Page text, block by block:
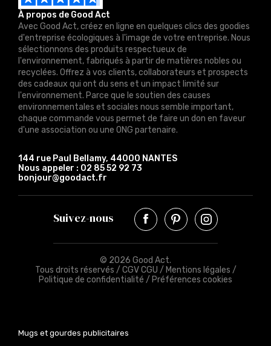
À propos de Good Act
Avec Good Act, créez en ligne en quelques clics des goodies
d'entreprise écologiques à l'image de votre entreprise. Nous
sélectionnons des produits respectueux de
l'environnement, fabriqués à partir de matières nobles ou
recyclées. Offrez à vos clients, collaborateurs et prospects
des cadeaux qui ont du sens et un impact limité sur
l'environnement. Parce que le soutien des causes
environnementales et sociales nous semble important,
chaque commande vous permet de faire un don en faveur
d'une association ou une ONG partenaire.
144 rue Paul Bellamy, 44000 NANTES
Nous appeler : 02 85 52 92 73
bonjour@goodact.fr
Suivez-nous
© 2026 Good Act.
Tous droits réservés / CGV CGU / Mentions légales /
Politique de confidentialité / Préférences cookies
Mugs et gourdes publicitaires